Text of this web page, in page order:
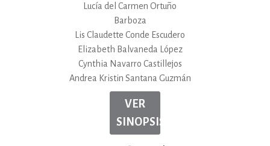
Lucía del Carmen Ortuño
Barboza
Lis Claudette Conde Escudero
Elizabeth Balvaneda López
Cynthia Navarro Castillejos
Andrea Kristin Santana Guzmán
VER
SINOPSIS